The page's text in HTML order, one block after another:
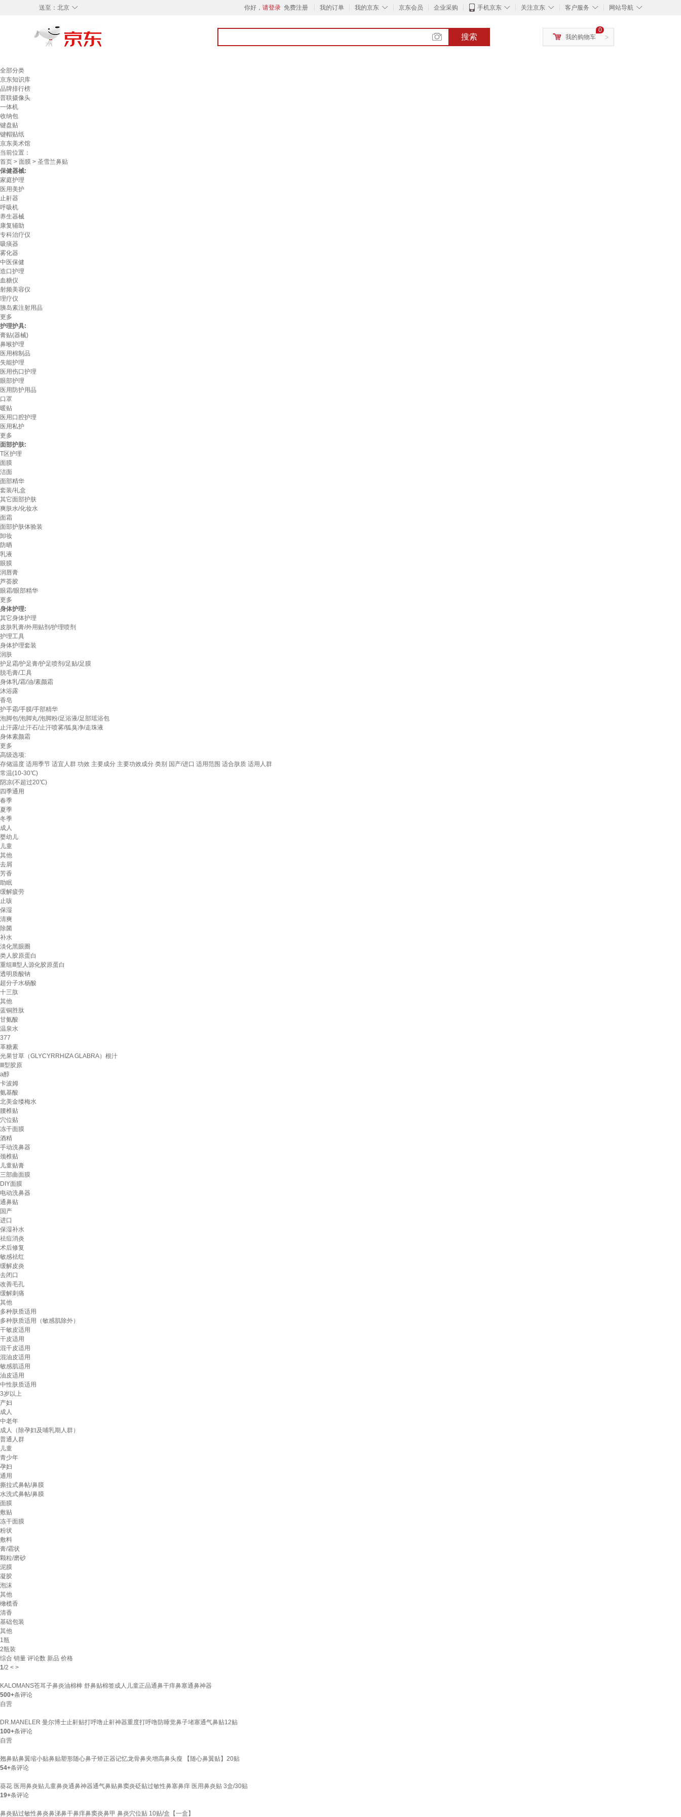
◇
送至： 北京 你好， 请登录 免费注册 我的订单 ◇
我的京东 京东会员 企业采购 ◇
手机京东 ◇
关注京东 ◇
客户服务 ◇
网站导航
搜索 >
0
我的购物车
全部分类
京东知识库
品牌排行榜
普联摄像头
一体机
收纳包
键盘贴
键帽贴纸
京东美术馆
当前位置：
首页 > 面膜 > 圣雪兰鼻贴
保健器械:
家庭护理
医用美护
止鼾器
呼吸机
养生器械
康复辅助
专科治疗仪
吸痰器
雾化器
中医保健
造口护理
血糖仪
射频美容仪
理疗仪
胰岛素注射用品
更多
护理护具:
膏贴(器械)
鼻喉护理
医用棉制品
失能护理
医用伤口护理
眼部护理
医用防护用品
口罩
暖贴
医用口腔护理
医用私护
更多
面部护肤:
T区护理
面膜
洁面
面部精华
套装/礼盒
其它面部护肤
爽肤水/化妆水
面霜
面部护肤体验装
卸妆
防晒
乳液
眼膜
润唇膏
芦荟胶
眼霜/眼部精华
更多
身体护理:
其它身体护理
皮肤乳膏/外用贴剂/护理喷剂
护理工具
身体护理套装
润肤
护足霜/护足膏/护足喷剂/足贴/足膜
脱毛膏/工具
身体乳/霜/油/素颜霜
沐浴露
香皂
护手霜/手膜/手部精华
泡脚包/泡脚丸/泡脚粉/足浴液/足部瑶浴包
止汗露/止汗石/止汗喷雾/狐臭净/走珠液
身体素颜霜
更多
高级选项:
存储温度 适用季节 适宜人群 功效 主要成分 主要功效成分 类别 国产/进口 适用范围 适合肤质 适用人群
常温(10-30℃)
阴凉(不超过20℃)
四季通用
春季
夏季
冬季
成人
婴幼儿
儿童
其他
去屑
芳香
助眠
缓解疲劳
止咳
保湿
清爽
除菌
补水
淡化黑眼圈
类人胶原蛋白
重组Ⅲ型人源化胶原蛋白
透明质酸钠
超分子水杨酸
十三肽
其他
蓝铜胜肽
甘氨酸
温泉水
377
革糖素
光果甘草（GLYCYRRHIZA GLABRA）根汁
Ⅲ型胶原
a醇
卡波姆
氨基酸
北美金缕梅水
腰椎贴
穴位贴
冻干面膜
酒精
手动洗鼻器
颈椎贴
儿童贴膏
三部曲面膜
DIY面膜
电动洗鼻器
通鼻贴
国产
进口
保湿补水
祛痘消炎
术后修复
敏感祛红
缓解皮炎
去闭口
改善毛孔
缓解刺痛
其他
多种肤质适用
多种肤质适用（敏感肌除外）
干敏皮适用
干皮适用
混干皮适用
混油皮适用
敏感肌适用
油皮适用
中性肤质适用
3岁以上
产妇
成人
中老年
成人（除孕妇及哺乳期人群）
普通人群
儿童
青少年
孕妇
通用
撕拉式鼻帖/鼻膜
水洗式鼻帖/鼻膜
面膜
敷贴
冻干面膜
粉状
敷料
膏/霜状
颗粒/磨砂
泥膜
凝胶
泡沫
其他
橄榄香
清香
基础包装
其他
1瓶
2瓶装
综合 销量 评论数 新品 价格
1/2 < >
KALOMANS苍耳子鼻炎油棉棒 舒鼻贴棉签成人儿童正品通鼻干痒鼻塞通鼻神器
500+条评论
自营
DR.MANELER 曼尔博士止鼾贴打呼噜止鼾神器重度打呼噜防睡觉鼻子堵塞通气鼻贴12贴
100+条评论
自营
翘鼻贴鼻翼缩小贴鼻贴塑形随心鼻子矫正器记忆龙骨鼻夹增高鼻头瘦 【随心鼻翼贴】20贴
54+条评论
葵花 医用鼻炎贴儿童鼻炎通鼻神器通气鼻贴鼻窦炎砭贴过敏性鼻塞鼻痒 医用鼻炎贴 3盒/30贴
19+条评论
鼻炎贴过敏性鼻炎鼻涕鼻干鼻痒鼻窦炎鼻甲 鼻炎穴位贴 10贴/盒【一盒】